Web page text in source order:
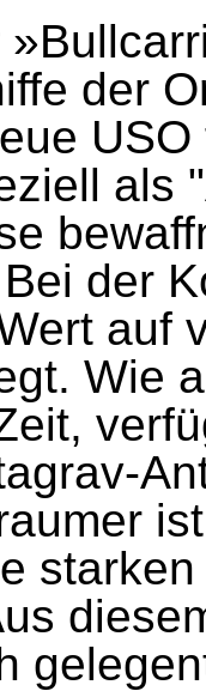
der
als
der
auf
Wie